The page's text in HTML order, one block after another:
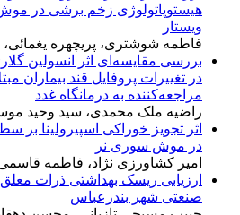
هیستوپاتولوژی زخم برشی در
ویستار
فاطمه شوشتری، پریچهره یغمائی،
بررسی مقایسه‌ای اثر انسولین
در تغییرات پروفایل قند بیماران
مراجعه‌کننده به درمانگاه غدد
راضیه ملک محمدی، سید وحید
اثر تجویز خوراکی اسپیرولینا
در موش سوری نر
امیر کشاورزی نژاد، فاطمه قاسمی
صنعتی شهر بندرعباس